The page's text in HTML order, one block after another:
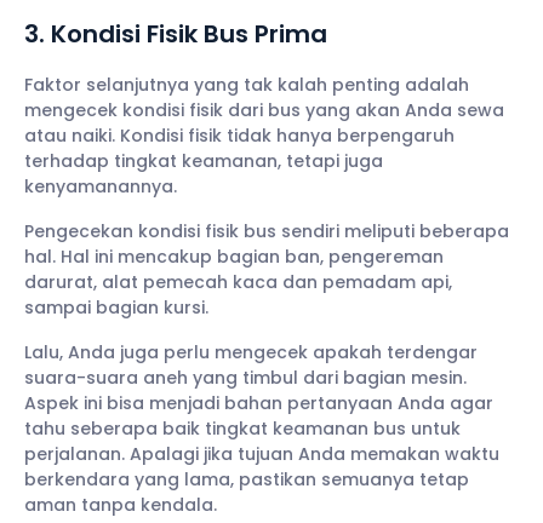
3. Kondisi Fisik Bus Prima
Faktor selanjutnya yang tak kalah penting adalah
mengecek kondisi fisik dari bus yang akan Anda sewa
atau naiki. Kondisi fisik tidak hanya berpengaruh
terhadap tingkat keamanan, tetapi juga
kenyamanannya.
Pengecekan kondisi fisik bus sendiri meliputi beberapa
hal. Hal ini mencakup bagian ban, pengereman
darurat, alat pemecah kaca dan pemadam api,
sampai bagian kursi.
Lalu, Anda juga perlu mengecek apakah terdengar
suara-suara aneh yang timbul dari bagian mesin.
Aspek ini bisa menjadi bahan pertanyaan Anda agar
tahu seberapa baik tingkat keamanan bus untuk
perjalanan. Apalagi jika tujuan Anda memakan waktu
berkendara yang lama, pastikan semuanya tetap
aman tanpa kendala.